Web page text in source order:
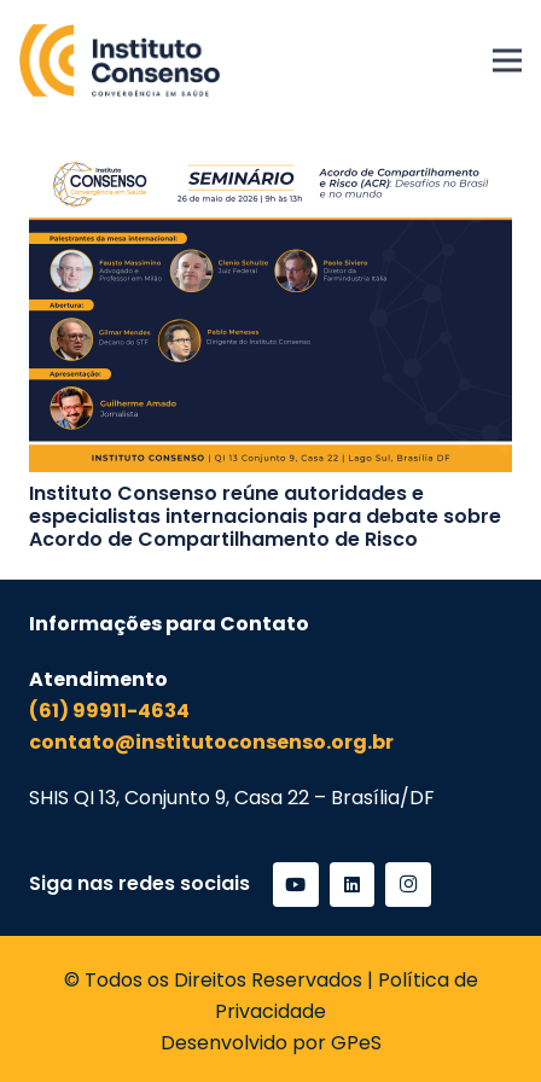
Instituto Consenso reúne autoridades e
especialistas internacionais para debate sobre
Acordo de Compartilhamento de Risco
Informações para Contato
Atendimento
(61) 99911-4634
contato@institutoconsenso.org.br
SHIS QI 13, Conjunto 9, Casa 22 – Brasília/DF
Siga nas redes sociais
© Todos os Direitos Reservados | Política de
Privacidade
Desenvolvido por GPeS